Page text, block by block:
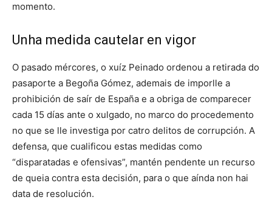
momento.
Unha medida cautelar en vigor
O pasado mércores, o xuíz Peinado ordenou a retirada do
pasaporte a Begoña Gómez, ademais de imporlle a
prohibición de saír de España e a obriga de comparecer
cada 15 días ante o xulgado, no marco do procedemento
no que se lle investiga por catro delitos de corrupción. A
defensa, que cualificou estas medidas como
“disparatadas e ofensivas”, mantén pendente un recurso
de queia contra esta decisión, para o que aínda non hai
data de resolución.